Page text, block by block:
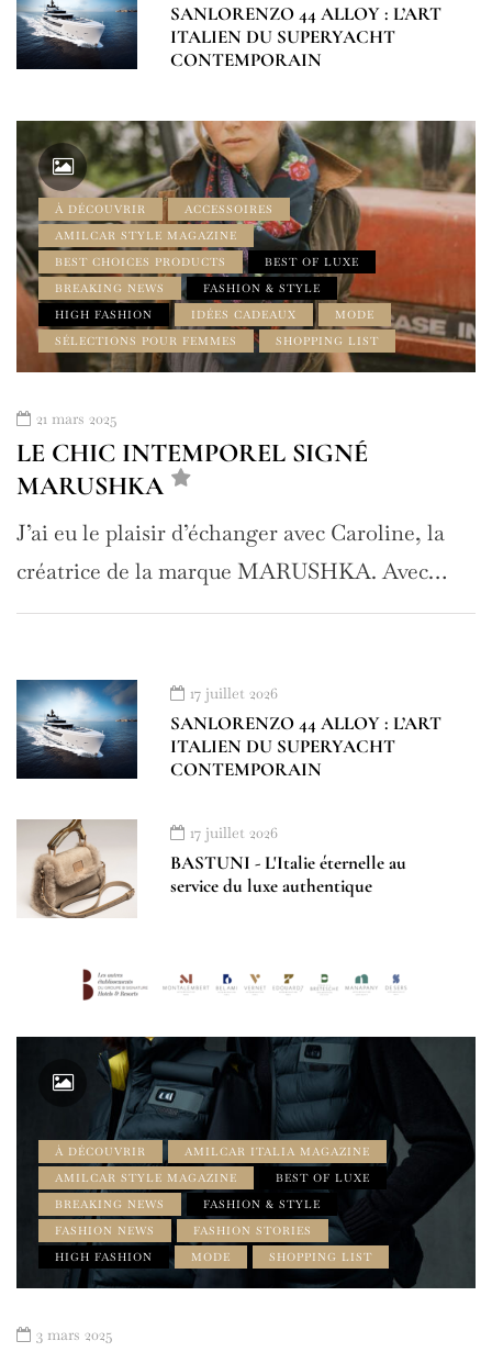
SANLORENZO 44 ALLOY : L’ART
ITALIEN DU SUPERYACHT
CONTEMPORAIN
À DÉCOUVRIR
ACCESSOIRES
AMILCAR STYLE MAGAZINE
BEST CHOICES PRODUCTS
BEST OF LUXE
BREAKING NEWS
FASHION & STYLE
HIGH FASHION
IDÉES CADEAUX
MODE
SÉLECTIONS POUR FEMMES
SHOPPING LIST
21 mars 2025
LE CHIC INTEMPOREL SIGNÉ
MARUSHKA
J’ai eu le plaisir d’échanger avec Caroline, la
créatrice de la marque MARUSHKA. Avec…
17 juillet 2026
SANLORENZO 44 ALLOY : L’ART
ITALIEN DU SUPERYACHT
CONTEMPORAIN
17 juillet 2026
BASTUNI - L'Italie éternelle au
service du luxe authentique
À DÉCOUVRIR
AMILCAR ITALIA MAGAZINE
AMILCAR STYLE MAGAZINE
BEST OF LUXE
BREAKING NEWS
FASHION & STYLE
FASHION NEWS
FASHION STORIES
HIGH FASHION
MODE SHOPPING LIST
3 mars 2025